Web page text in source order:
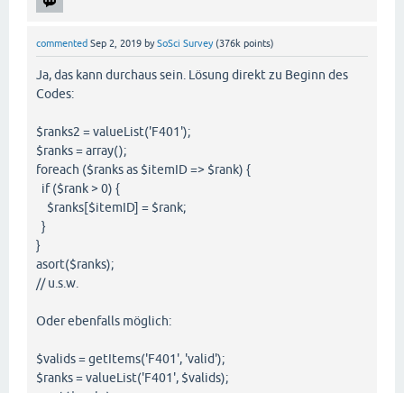
commented Sep 2, 2019 bySoSci Survey (376k points)
Ja, das kann durchaus sein. Lösung direkt zu Beginn des
Codes:
$ranks2 = valueList('F401');
$ranks = array();
foreach ($ranks as $itemID => $rank) {
if ($rank > 0) {
$ranks[$itemID] = $rank;
}
}
asort($ranks);
// u.s.w.
Oder ebenfalls möglich:
$valids = getItems('F401', 'valid');
$ranks = valueList('F401', $valids);